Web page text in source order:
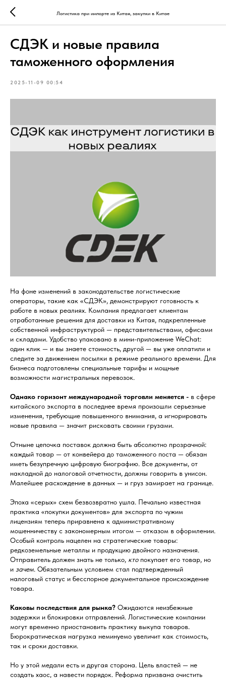
Логистика при импорте из Китая, закупки в Китае
СДЭК и новые правила
таможенного оформления
2025-11-09 00:54
На фоне изменений в законодательстве логистические
операторы, такие как «СДЭК», демонстрируют готовность к
работе в новых реалиях. Компания предлагает клиентам
отработанные решения для доставки из Китая, подкрепленные
собственной инфраструктурой — представительствами, офисами
и складами. Удобство упаковано в мини-приложение WeChat:
один клик — и вы знаете стоимость, другой — вы уже оплатили и
следите за движением посылки в режиме реального времени. Для
бизнеса подготовлены специальные тарифы и мощные
возможности магистральных перевозок.
Однако горизонт международной торговли меняется - в сфере
китайского экспорта в последнее время произошли серьезные
изменения, требующие повышенного внимания, а игнорировать
новые правила — значит рисковать своими грузами.
Отныне цепочка поставок должна быть абсолютно прозрачной:
каждый товар — от конвейера до таможенного поста — обязан
иметь безупречную цифровую биографию. Все документы, от
накладной до налоговой отчетности, должны говорить в унисон.
Малейшее расхождение в данных — и груз замирает на границе.
Эпоха «серых» схем безвозвратно ушла. Печально известная
практика «покупки документов» для экспорта по чужим
лицензиям теперь приравнена к административному
мошенничеству с закономерным итогом — отказом в оформлении.
Особый контроль нацелен на стратегические товары:
редкоземельные металлы и продукцию двойного назначения.
Отправитель должен знать не только, ктопокупает его товар, но
и зачем. Обязательным условием стал подтвержденный
налоговый статус и бесспорное документальное происхождение
товара.
Каковы последствия для рынка? Ожидаются неизбежные
задержки и блокировки отправлений. Логистические компании
могут временно приостановить практику выкупа товаров.
Бюрократическая нагрузка неминуемо увеличит как стоимость,
так и сроки доставки.
Но у этой медали есть и другая сторона. Цель властей — не
создать хаос, а навести порядок. Реформа призвана очистить